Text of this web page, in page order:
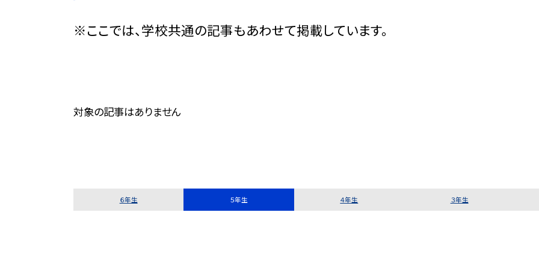
※ここでは、学校共通の記事もあわせて掲載しています。
対象の記事はありません
６年生 ５年生 ４年生 ３年生